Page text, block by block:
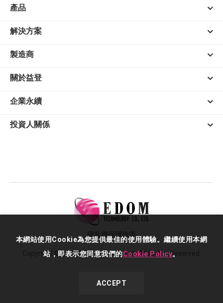
產品
解決方案
製造商
關於益登
企業永續
投資人關係
Copyright © 2026 EDOM Technology. All Rights Reserved.
隱私權保護政策
本網站使用Cookie為您提供最佳的使用體驗。繼續使用本網
站，即表示您同意我們的Cookie Policy。
ACCEPT